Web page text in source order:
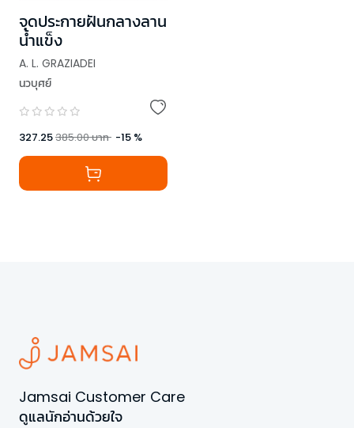
จุดประกายฝันกลางลาน
น้ำแข็ง
A. L. GRAZIADEI
นวบุศย์
327.25385.00บาท -15 %
Jamsai Customer Care
ดูแลนักอ่านด้วยใจ